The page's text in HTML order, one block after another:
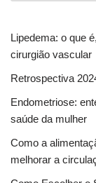
Lipedema: o que
cirurgião vascular
Retrospectiva
Endometriose:
saúde da mulher
Como a
melhorar a